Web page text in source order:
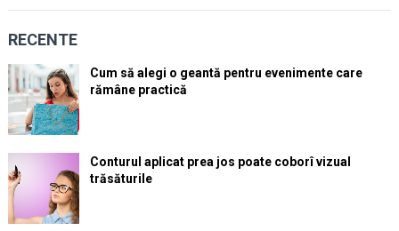
RECENTE
Cum să alegi o geantă pentru evenimente care
rămâne practică
Conturul aplicat prea jos poate coborî vizual
trăsăturile